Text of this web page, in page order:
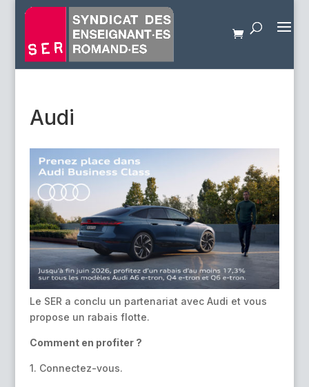
Audi
Le SER a conclu un partenariat avec Audi et vous
propose un rabais flotte.
Comment en profiter ?
1. Connectez-vous.